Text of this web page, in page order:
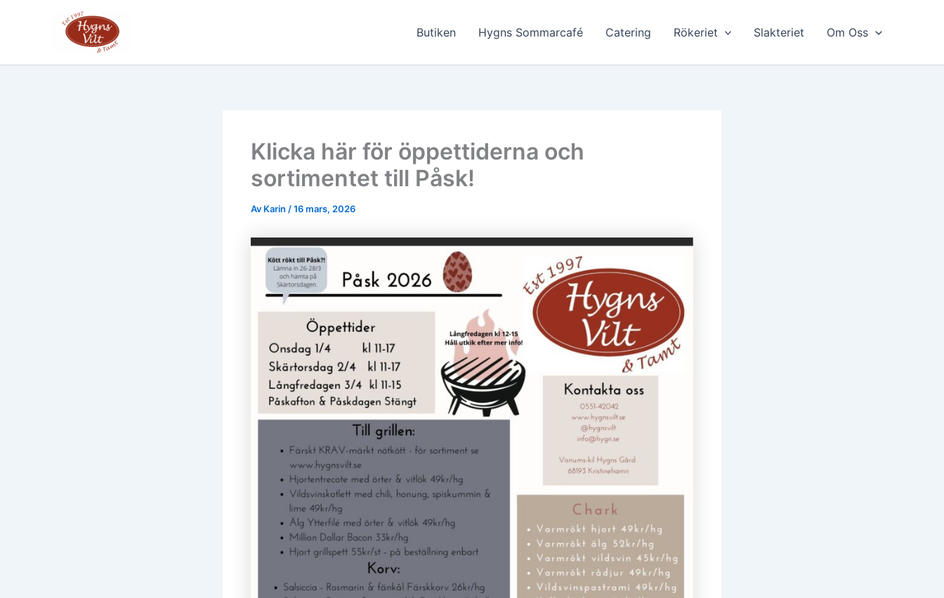
Butiken Hygns Sommarcafé Catering Rökeriet Slakteriet Om Oss
Klicka här för öppettiderna och
sortimentet till Påsk!
Av Karin /16 mars, 2026